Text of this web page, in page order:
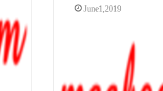
June 1, 2019